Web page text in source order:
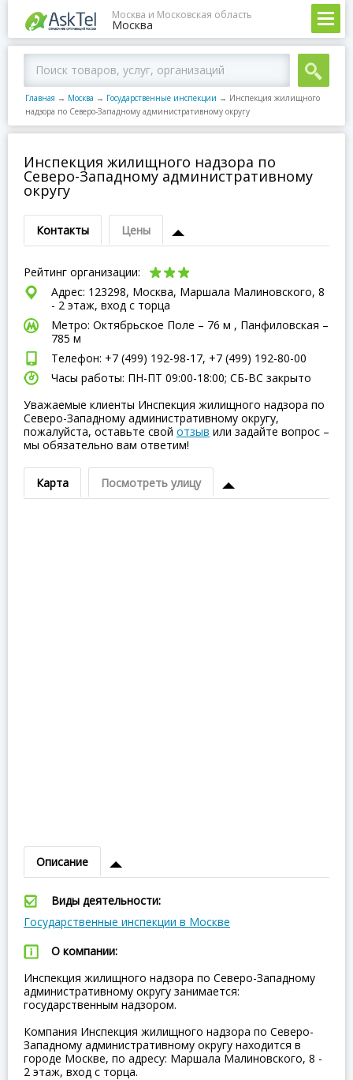
Москва и Московская область
Москва
Главная → Москва → Государственные инспекции → Инспекция жилищного
надзора по Северо-Западному административному округу
Инспекция жилищного надзора по
Северо-Западному административному
округу
Контакты Цены
Рейтинг организации:
Адрес: 123298, Москва, Маршала Малиновского, 8
- 2 этаж, вход с торца
Метро: Октябрьское Поле – 76 м , Панфиловская –
785 м
Телефон: +7 (499) 192-98-17, +7 (499) 192-80-00
Часы работы: ПН-ПТ 09:00-18:00; СБ-ВC закрыто
Уважаемые клиенты Инспекция жилищного надзора по
Северо-Западному административному округу,
пожалуйста, оставьте свой отзыв или задайте вопрос –
мы обязательно вам ответим!
Карта Посмотреть улицу
Описание
Виды деятельности:
Государственные инспекции в Москве
О компании:
Инспекция жилищного надзора по Северо-Западному
административному округу занимается:
государственным надзором.
Компания Инспекция жилищного надзора по Северо-
Западному административному округу находится в
городе Москве, по адресу: Маршала Малиновского, 8 -
2 этаж, вход с торца.